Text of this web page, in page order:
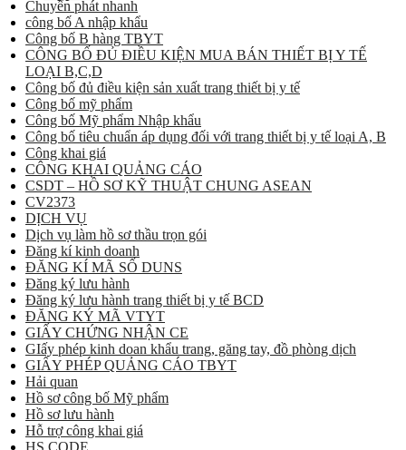
Chuyển phát nhanh
công bố A nhập khẩu
Công bố B hàng TBYT
CÔNG BỐ ĐỦ ĐIỀU KIỆN MUA BÁN THIẾT BỊ Y TẾ
LOẠI B,C,D
Công bố đủ điều kiện sản xuất trang thiết bị y tế
Công bố mỹ phẩm
Công bố Mỹ phẩm Nhập khẩu
Công bố tiêu chuẩn áp dụng đối với trang thiết bị y tế loại A, B
Công khai giá
CÔNG KHAI QUẢNG CÁO
CSDT – HỒ SƠ KỸ THUẬT CHUNG ASEAN
CV2373
DỊCH VỤ
Dịch vụ làm hồ sơ thầu trọn gói
Đăng kí kinh doanh
ĐĂNG KÍ MÃ SỐ DUNS
Đăng ký lưu hành
Đăng ký lưu hành trang thiết bị y tế BCD
ĐĂNG KÝ MÃ VTYT
GIẤY CHỨNG NHẬN CE
GIấy phép kinh doan khẩu trang, găng tay, đồ phòng dịch
GIẤY PHÉP QUẢNG CÁO TBYT
Hải quan
Hồ sơ công bố Mỹ phẩm
Hồ sơ lưu hành
Hỗ trợ công khai giá
HS CODE